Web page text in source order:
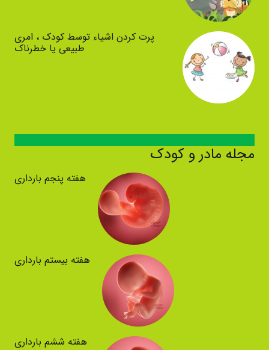
پرت کردن اشیاء توسط کودک ، امری
طبیعی یا خطرناک
مجله مادر و کودک
هفته پنجم بارداری
هفته بیستم بارداری
هفته ششم بارداری